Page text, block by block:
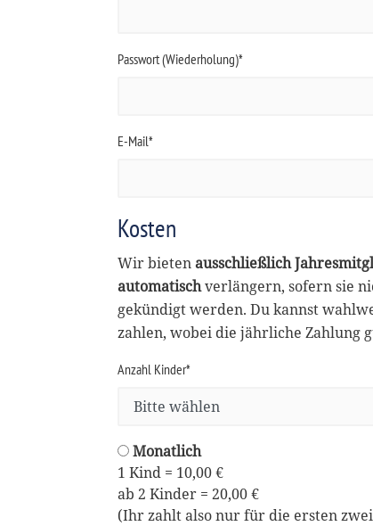
Passwort (Wiederholung)*
E-Mail*
Kosten
Wir bietenausschließlich
automatischverlängern, sofern sie
gekündigt werden. Du kannst
zahlen, wobei die jährliche Zahlung
Anzahl Kinder*
Monatlich
1 Kind = 10,00 €
ab 2 Kinder = 20,00 €
(Ihr zahlt also nur für die ersten